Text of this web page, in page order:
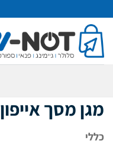
content
מגן מסך אייפון X/XS מזכוכית מחוסמת מבית X-DORIA!
כללי